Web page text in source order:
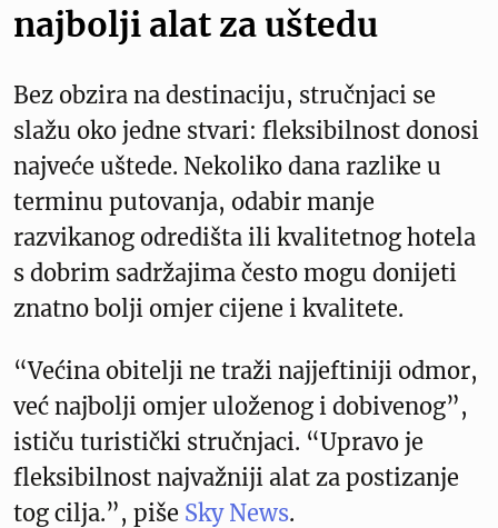
najbolji alat za uštedu
Bez obzira na destinaciju, stručnjaci se
slažu oko jedne stvari: fleksibilnost donosi
najveće uštede. Nekoliko dana razlike u
terminu putovanja, odabir manje
razvikanog odredišta ili kvalitetnog hotela
s dobrim sadržajima često mogu donijeti
znatno bolji omjer cijene i kvalitete.
“Većina obitelji ne traži najjeftiniji odmor,
već najbolji omjer uloženog i dobivenog”,
ističu turistički stručnjaci. “Upravo je
fleksibilnost najvažniji alat za postizanje
tog cilja.”, piše Sky News.